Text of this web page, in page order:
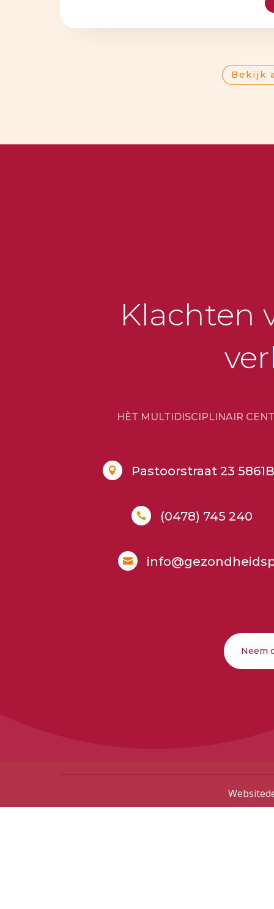
Bekijk
Klachten
HÈT MULTIDISCIPLINAIR
 Pastoorstraat 23
 (0478) 745 240

Neem